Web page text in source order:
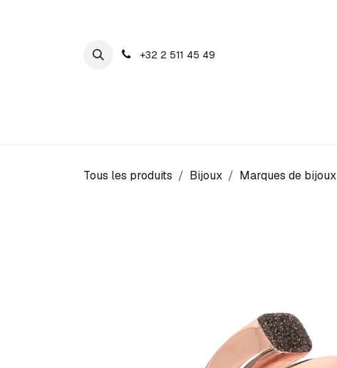
+32 2 511 45 49
Tous les produits Bijoux Marques de bijoux